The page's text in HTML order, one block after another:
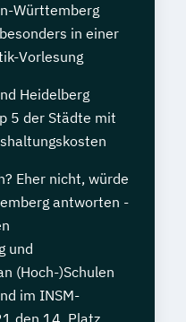
Württemberg
in einer
Vorlesung
Heidelberg
5 der Städte mit
Eher nicht, würde
antworten -
und
(Hoch-)Schulen
im INSM-